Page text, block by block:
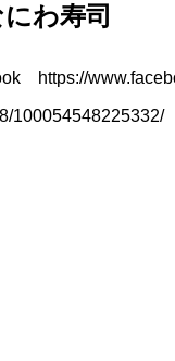
わ寿司
https://
100054548225332/